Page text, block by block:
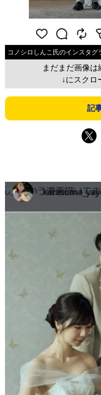
コノシロしんこ氏のインスタグ
まだまだ画像は
↓にスクロ
記